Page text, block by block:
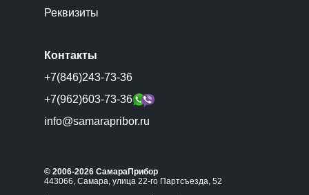
Реквизиты
Контакты
+7(846)243-73-36
+7(962)603-73-36
info@samarapribor.ru
© 2006-2026 СамараПрибор
443066, Самара, улица 22-го Партсъезда, 52